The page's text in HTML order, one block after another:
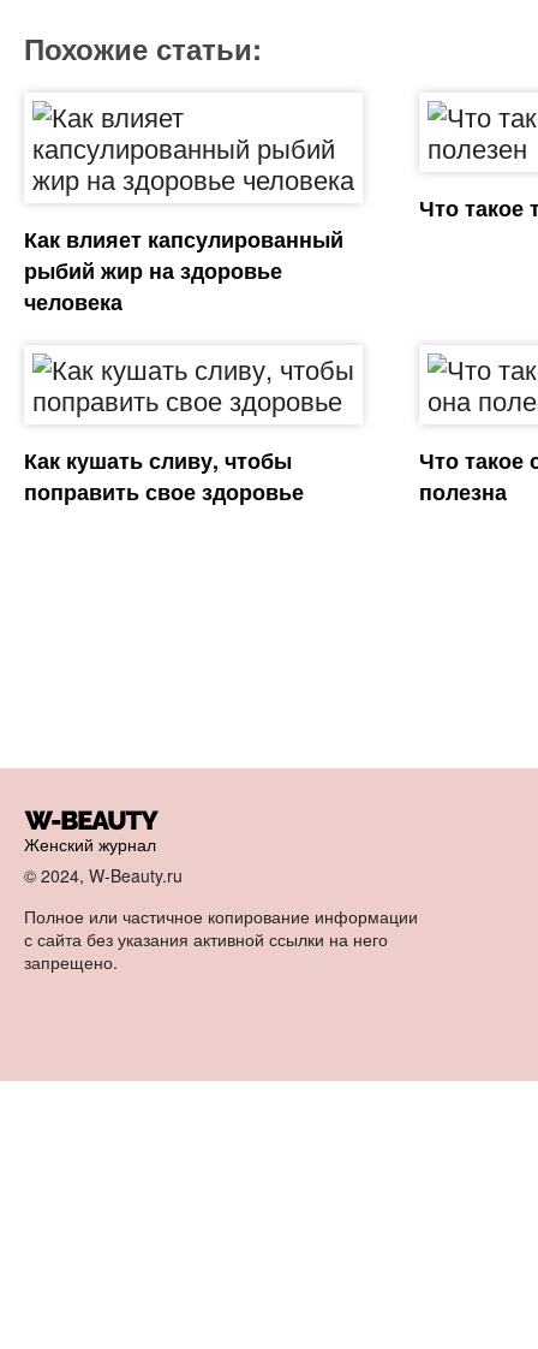
Похожие статьи:
Как влияет капсулированный
рыбий жир на здоровье
человека
Что такое
Как кушать сливу, чтобы
поправить свое здоровье
Что такое
полезна
Женский журнал
© 2024, W-Beauty.ru
Полное или частичное копирование информации
с сайта без указания активной ссылки на него
запрещено.